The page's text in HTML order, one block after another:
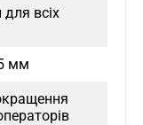
всіх
мм